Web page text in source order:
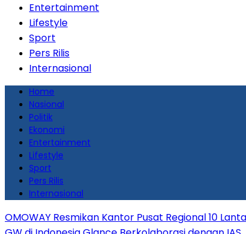
Entertainment
Lifestyle
Sport
Pers Rilis
Internasional
Home
Nasional
Politik
Ekonomi
Entertainment
Lifestyle
Sport
Pers Rilis
Internasional
OMOWAY Resmikan Kantor Pusat Regional 10